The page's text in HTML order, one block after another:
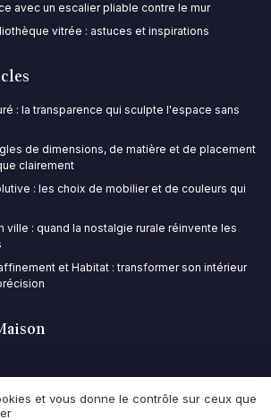
avec un escalier pliable contre le mur
vitrée : astuces et inspirations
: la transparence qui sculpte l'espace sans
de dimensions, de matière et de placement
clairement
: les choix de mobilier et de couleurs qui
ville : quand la nostalgie rurale réinvente les
et Habitat : transformer son intérieur
et vous donne le contrôle sur ceux que